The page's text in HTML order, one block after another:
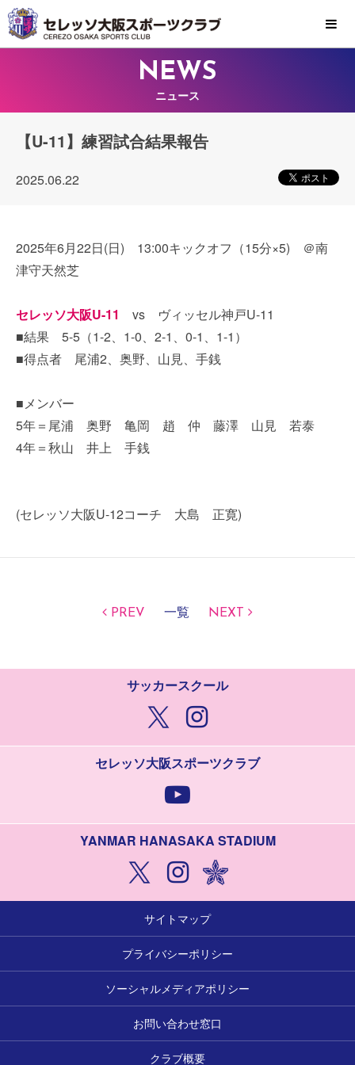
MENU
NEWS
ニュース
【U-11】練習試合結果報告
2025.06.22
2025年6月22日(日) 13:00キックオフ（15分×5) ＠南
津守天然芝
セレッソ大阪U-11
vs ヴィッセル神戸U-11
■結果 5-5（1-2、1-0、2-1、0-1、1-1）
■得点者 尾浦2、奥野、山見、手銭
■メンバー
5年＝尾浦 奥野 亀岡 趙 仲 藤澤 山見 若泰
4年＝秋山 井上 手銭
(セレッソ大阪U-12コーチ 大島 正寛)
PREV 一覧 NEXT
サッカースクール
セレッソ大阪スポーツクラブ
YANMAR HANASAKA STADIUM
サイトマップ
プライバシーポリシー
ソーシャルメディアポリシー
お問い合わせ窓口
クラブ概要